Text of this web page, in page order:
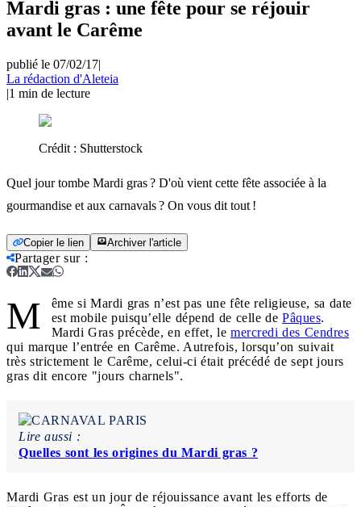
Mardi gras : une fête pour se réjouir
avant le Carême
publié le 07/02/17|
La rédaction d'Aleteia
|1 min de lecture
Crédit : Shutterstock
Quel jour tombe Mardi gras ? D'où vient cette fête associée à la
gourmandise et aux carnavals ? On vous dit tout !
Copier le lien Archiver l'article
Partager sur:
M
ême si Mardi gras n’est pas une fête religieuse, sa date
est mobile puisqu’elle dépend de celle de Pâques.
Mardi Gras précède, en effet, le mercredi des Cendres
qui marque l’entrée en Carême. Autrefois, lorsqu’on suivait
très strictement le Carême, celui-ci était précédé de sept jours
gras dit encore "jours charnels".
Lire aussi :
Quelles sont les origines du Mardi gras ?
Mardi Gras est un jour de réjouissance avant les efforts de